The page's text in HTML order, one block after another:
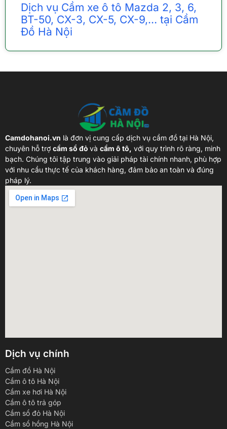
Dịch vụ Cầm xe ô tô Mazda 2, 3, 6,
BT-50, CX-3, CX-5, CX-9,… tại Cầm
Đồ Hà Nội
Camdohanoi.vn là đơn vị cung cấp dịch vụ cầm đồ tại Hà Nội,
chuyên hỗ trợ cầm sổ đỏ và cầm ô tô, với quy trình rõ ràng, minh
bạch. Chúng tôi tập trung vào giải pháp tài chính nhanh, phù hợp
với nhu cầu thực tế của khách hàng, đảm bảo an toàn và đúng
pháp lý.
Dịch vụ chính
Cầm đồ Hà Nội
Cầm ô tô Hà Nội
Cầm xe hơi Hà Nội
Cầm ô tô trả góp
Cầm sổ đỏ Hà Nội
Cầm sổ hồng Hà Nội